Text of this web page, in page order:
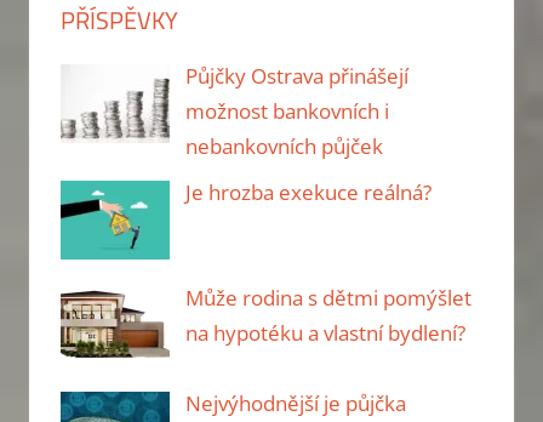
PŘÍSPĚVKY
Půjčky Ostrava přinášejí
možnost bankovních i
nebankovních půjček
Je hrozba exekuce reálná?
Může rodina s dětmi pomýšlet
na hypotéku a vlastní bydlení?
Nejvýhodnější je půjčka